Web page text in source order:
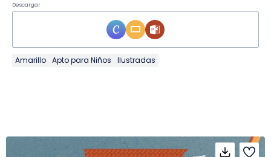
Descargar
Amarillo Apto para Niños Ilustradas